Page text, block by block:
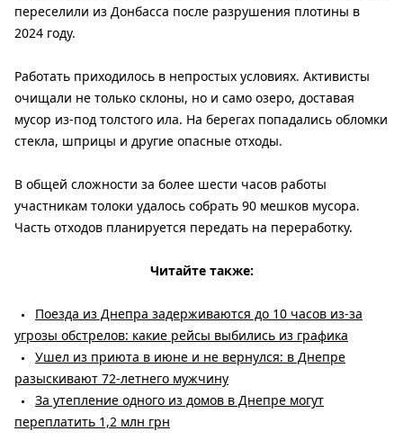
переселили из Донбасса после разрушения плотины в
2024 году.
Работать приходилось в непростых условиях. Активисты
очищали не только склоны, но и само озеро, доставая
мусор из-под толстого ила. На берегах попадались обломки
стекла, шприцы и другие опасные отходы.
В общей сложности за более шести часов работы
участникам толоки удалось собрать 90 мешков мусора.
Часть отходов планируется передать на переработку.
Читайте также:
Поезда из Днепра задерживаются до 10 часов из-за
угрозы обстрелов: какие рейсы выбились из графика
Ушел из приюта в июне и не вернулся: в Днепре
разыскивают 72-летнего мужчину
За утепление одного из домов в Днепре могут
переплатить 1,2 млн грн